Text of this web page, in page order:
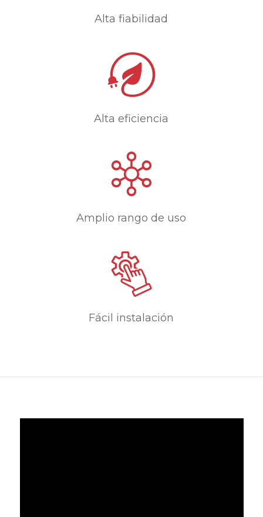
Alta fiabilidad
Alta eficiencia
Amplio rango de uso
Fácil instalación